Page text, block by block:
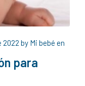
2022 by Mi bebé en
para